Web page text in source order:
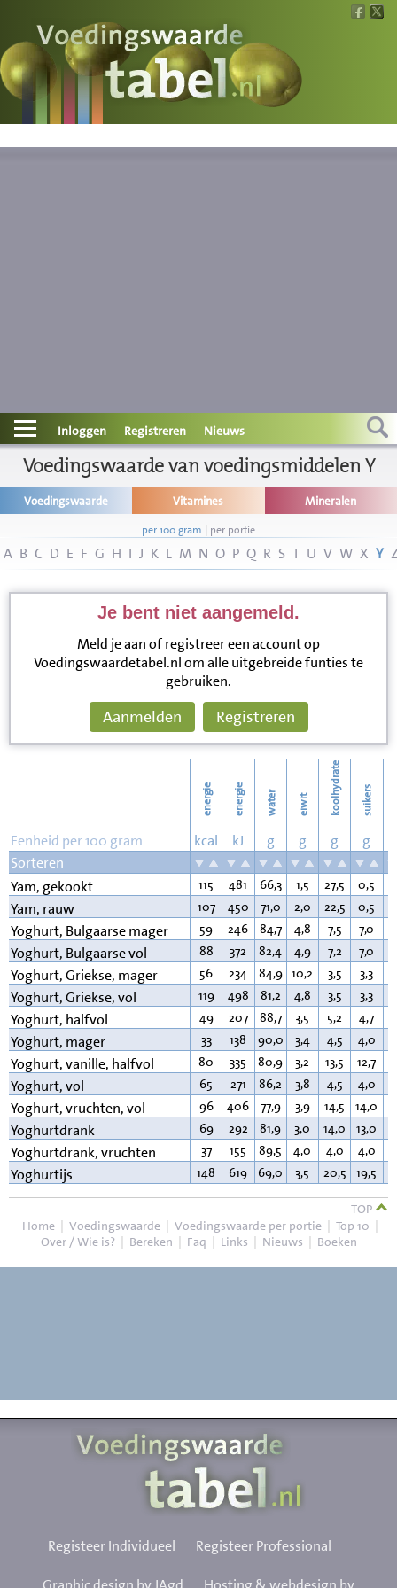
Voedingswaarde
Wat is wat?
Contact
Informatie
Disclaimer
Inloggen Registreren Nieuws
Voedingswaarde van voedingsmiddelen Y
Voedingswaarde Vitamines Mineralen
per 100 gram | per portie
A B C D E F G H I J K L M N O P Q R S T U V W X Y
Je bent niet aangemeld.
Meld je aan of registreer een account op
Voedingswaardetabel.nl om alle uitgebreide funties te
gebruiken.
Aanmelden Registreren
energie energie water eiwit koolhydraten suikers
Eenheid per 100 gram kcal kJ g g g g
Sorteren
Yam, gekookt
115 481 66,3 1,5 27,5 0,5
Yam, rauw 107 450 71,0 2,0 22,5 0,5
Yoghurt, Bulgaarse mager 59 246 84,7 4,8 7,5 7,0
Yoghurt, Bulgaarse vol 88 372 82,4 4,9 7,2 7,0
Yoghurt, Griekse, mager 56 234 84,9 10,2 3,5 3,3
Yoghurt, Griekse, vol 119 498 81,2 4,8 3,5 3,3
Yoghurt, halfvol 49 207 88,7 3,5 5,2 4,7
Yoghurt, mager 33 138 90,0 3,4 4,5 4,0
Yoghurt, vanille, halfvol 80 335 80,9 3,2 13,5 12,7
Yoghurt, vol 65 271 86,2 3,8 4,5 4,0
Yoghurt, vruchten, vol 96 406 77,9 3,9 14,5 14,0
Yoghurtdrank 69 292 81,9 3,0 14,0 13,0
Yoghurtdrank, vruchten 37 155 89,5 4,0 4,0 4,0
Yoghurtijs 148 619 69,0 3,5 20,5 19,5
TOP
Home | Voedingswaarde | Voedingswaarde per portie | Top 10 |
Over / Wie is? | Bereken | Faq | Links | Nieuws | Boeken
Registeer Individueel Registeer Professional